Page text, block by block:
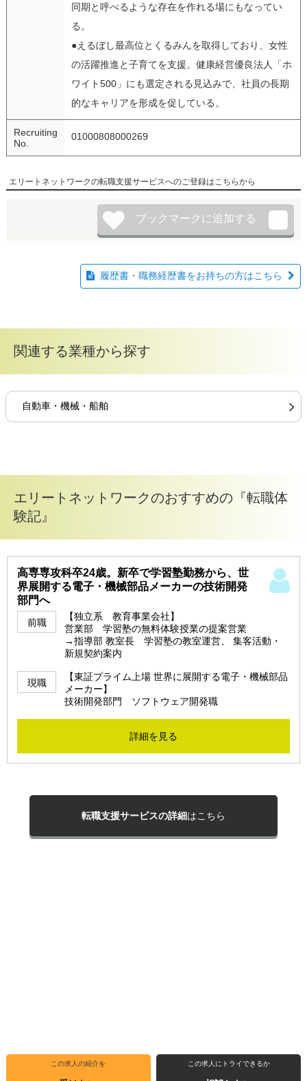
同期と呼べるような存在を作れる場にもなってい
る。
●えるぼし最高位とくるみんを取得しており、女性
の活躍推進と子育てを支援。健康経営優良法人「ホ
ワイト500」にも選定される見込みで、社員の長期
的なキャリアを形成を促している。
Recruiting
No.
01000808000269
エリートネットワークの転職支援サービスへのご登録はこちらから
この求人の紹介を この求人にトライできるか
履歴書・職務経歴書をお持ちの方はこちら
関連する業種から探す
自動車・機械・船舶
エリートネットワークのおすすめの『転職体
験記』
高専専攻科卒24歳。新卒で学習塾勤務から、世
界展開する電子・機械部品メーカーの技術開発
部門へ
前職
【独立系 教育事業会社】
営業部 学習塾の無料体験授業の提案営業
→指導部 教室長 学習塾の教室運営、 集客活動・
新規契約案内
現職
【東証プライム上場 世界に展開する電子・機械部品
メーカー】
技術開発部門 ソフトウェア開発職
詳細を見る
転職支援サービスの詳細はこちら